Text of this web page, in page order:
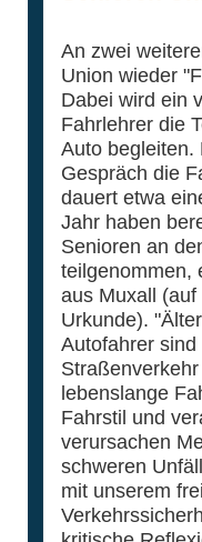
An zwei
Union wieder
Dabei wird ein
Fahrlehrer die
Auto begleiten.
Gespräch die
dauert etwa
Jahr haben
Senioren an
teilgenommen,
aus Muxall
Urkunde).
Autofahrer
lebenslange
Fahrstil und
verursachen
schweren
mit unserem